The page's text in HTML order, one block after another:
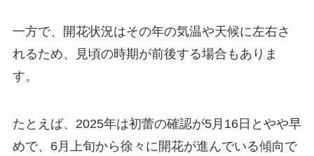
一方で、開花状況はその年の気温や天候に左右さ
れるため、見頃の時期が前後する場合もありま
す。
たとえば、2025年は初蕾の確認が5月16日とやや早
めで、6月上旬から徐々に開花が進んでいる傾向で